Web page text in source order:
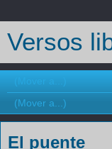
Versos
El puente